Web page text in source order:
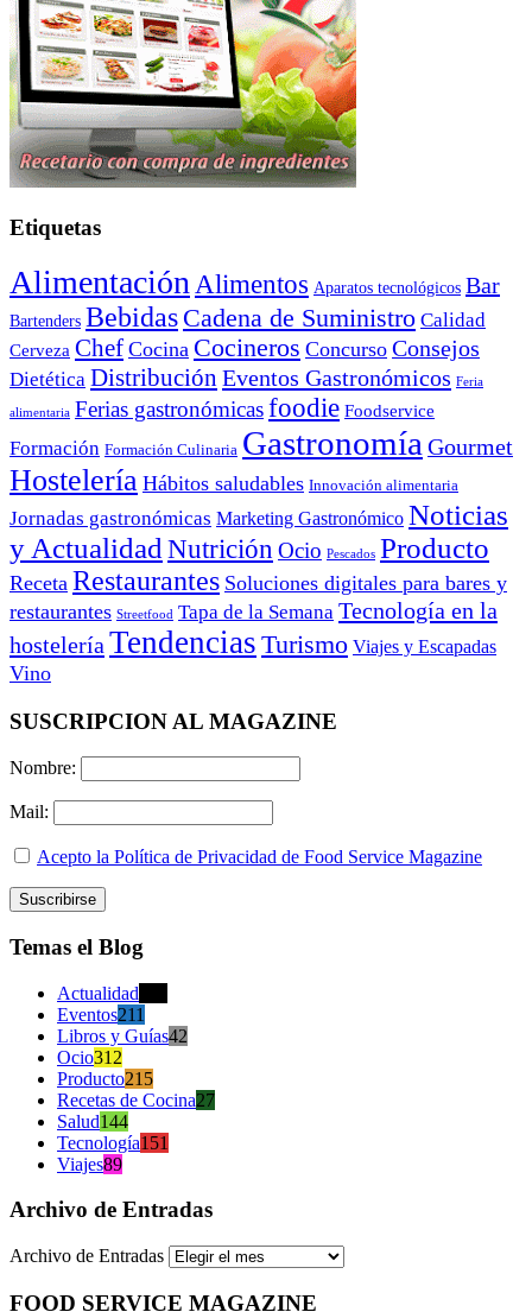
Etiquetas
Alimentación Alimentos Aparatos tecnológicos Bar
Bartenders Bebidas Cadena de Suministro Calidad
Cerveza Chef Cocina Cocineros Concurso Consejos
Dietética Distribución Eventos Gastronómicos Feria
alimentaria Ferias gastronómicasfoodie Foodservice
Formación Formación Culinaria Gastronomía Gourmet
Hostelería Hábitos saludables Innovación alimentaria
Jornadas gastronómicas Marketing Gastronómico Noticias
y Actualidad Nutrición Ocio Pescados Producto
Receta Restaurantes Soluciones digitales para bares y
restaurantes Streetfood Tapa de la Semana Tecnología en la
hostelería Tendencias Turismo Viajes y Escapadas
Vino
SUSCRIPCION AL MAGAZINE
Nombre:
Mail:
Acepto la Política de Privacidad de Food Service Magazine
Temas el Blog
Actualidad
Eventos211
Libros y Guías42
Ocio312
Producto215
Recetas de Cocina27
Salud144
Tecnología151
Viajes89
Archivo de Entradas
Archivo de Entradas
FOOD SERVICE MAGAZINE